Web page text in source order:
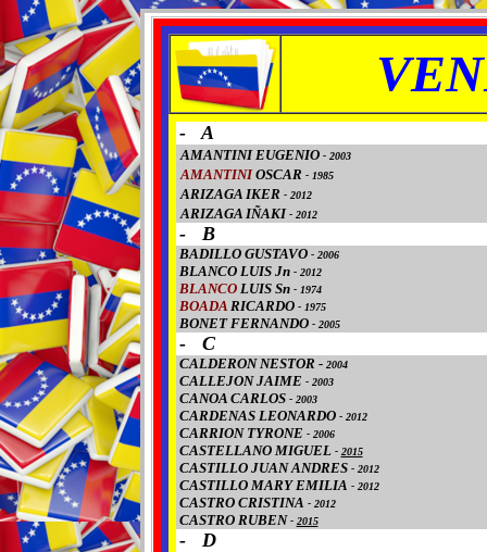
- A
AMANTINI EUGENIO- 2003
AMANTINIOSCAR - 1985
ARIZAGA IKER - 2012
ARIZAGA IÑAKI - 2012
- B
BADILLO GUSTAVO- 2006
BLANCO LUIS Jn- 2012
BLANCOLUIS Sn- 1974
BOADARICARDO- 1975
BONET FERNANDO- 2005
- C
CALDERON NESTOR - 2004
CALLEJON JAIME - 2003
CANOA CARLOS- 2003
CARDENAS LEONARDO- 2012
CARRION TYRONE - 2006
CASTELLANO MIGUEL- 2015
CASTILLO JUAN ANDRES- 2012
CASTILLO MARY EMILIA - 2012
CASTRO CRISTINA - 2012
CASTRO RUBEN- 2015
- D